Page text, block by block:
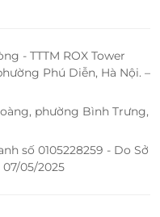
– Chuyên nghiệp
- TTTM ROX Tower
Phú Diễn, Hà Nội. –
phường Bình Trưng,
số 0105228259 - Do Sở
05/2025